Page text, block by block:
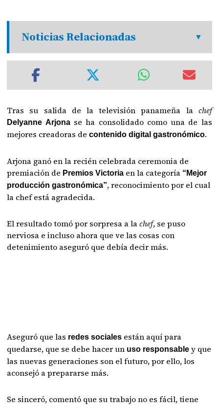
Noticias Relacionadas
Tras su salida de la televisión panameña la chef
Delyanne Arjonase ha consolidado como una de las
mejores creadoras decontenido digital gastronómico.
Arjona ganó en la recién celebrada ceremonia de
premiación de Premios Victoria en la categoría “Mejor
producción gastronómica”, reconocimiento por el cual
la chef está agradecida.
El resultado tomó por sorpresa a lachef, se puso
nerviosa e incluso ahora que ve las cosas con
detenimiento aseguró que debía decir más.
Aseguró que las redes sociales están aquí para
quedarse, que se debe hacer un uso responsable y que
las nuevas generaciones son el futuro, por ello, los
aconsejó a prepararse más.
Se sinceró, comentó que su trabajo no es fácil, tiene